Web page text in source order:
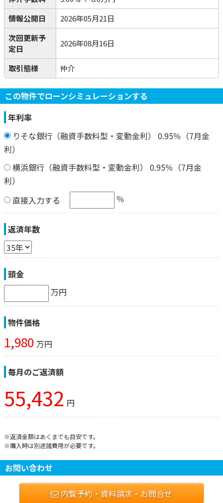
情報公開日
2026年05月21日
次回更新予
定日
2026年08月16日
取引態様 仲介
この物件でローンシミュレーションする
年利率
りそな銀行（融資手数料型・変動金利） 0.95％（7月金
利）
横浜銀行（融資手数料型・変動金利） 0.95％（7月金
利）
直接入力する
％
返済年数
頭金
万円
物件価格
1,980 万円
毎月のご返済額
55,432 円
※返済金額はあくまでも目安です。
※購入時は別途諸費用が必要です。
お問い合わせ
内覧予約・資料請求・お問合せ